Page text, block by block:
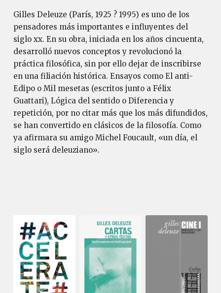
Gilles Deleuze (París, 1925 ? 1995) es uno de los
pensadores más importantes e influyentes del
siglo xx. En su obra, iniciada en los años cincuenta,
desarrolló nuevos conceptos y revolucionó la
práctica filosófica, sin por ello dejar de inscribirse
en una filiación histórica. Ensayos como El anti-
Edipo o Mil mesetas (escritos junto a Félix
Guattari), Lógica del sentido o Diferencia y
repetición, por no citar más que los más difundidos,
se han convertido en clásicos de la filosofía. Como
ya afirmara su amigo Michel Foucault, «un día, el
siglo será deleuziano».